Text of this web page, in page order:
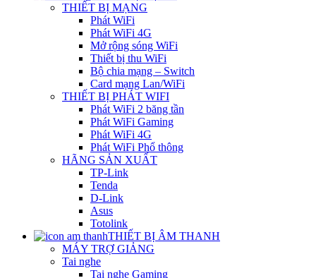
THIẾT BỊ MẠNG
Phát WiFi
Phát WiFi 4G
Mở rộng sóng WiFi
Thiết bị thu WiFi
Bộ chia mạng – Switch
Card mạng Lan/WiFi
THIẾT BỊ PHÁT WIFI
Phát WiFi 2 băng tần
Phát WiFi Gaming
Phát WiFi 4G
Phát WiFi Phổ thông
HÃNG SẢN XUẤT
TP-Link
Tenda
D-Link
Asus
Totolink
THIẾT BỊ ÂM THANH
MÁY TRỢ GIẢNG
Tai nghe
Tai nghe Gaming